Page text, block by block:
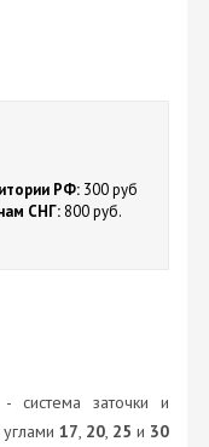
РФ: 300 руб
СНГ: 800 руб.
- система заточки и
17, 20, 25 и 30